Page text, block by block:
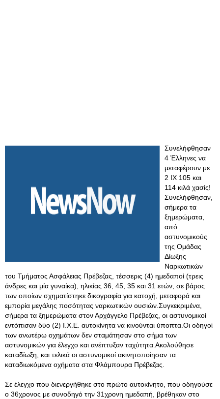
Συνελήφθησαν
4 Έλληνες να
μεταφέρουν με
2 ΙΧ 105 και
114 κιλά χασίς!
Συνελήφθησαν,
σήμερα τα
ξημερώματα,
από
αστυνομικούς
της Ομάδας
Δίωξης
Ναρκωτικών
του Τμήματος Ασφάλειας Πρέβεζας, τέσσερις (4) ημεδαποί (τρεις
άνδρες και μία γυναίκα), ηλικίας 36, 45, 35 και 31 ετών, σε βάρος
των οποίων σχηματίστηκε δικογραφία για κατοχή, μεταφορά και
εμπορία μεγάλης ποσότητας ναρκωτικών ουσιών.Συγκεκριμένα,
σήμερα τα ξημερώματα στον Αρχάγγελο Πρέβεζας, οι αστυνομικοί
εντόπισαν δύο (2) Ι.Χ.Ε. αυτοκίνητα να κινούνται ύποπτα.Οι οδηγοί
των ανωτέρω οχημάτων δεν σταμάτησαν στο σήμα των
αστυνομικών για έλεγχο και ανέπτυξαν ταχύτητα.Ακολούθησε
καταδίωξη, και τελικά οι αστυνομικοί ακινητοποίησαν τα
καταδιωκόμενα οχήματα στα Φλάμπουρα Πρέβεζας.
Σε έλεγχο που διενεργήθηκε στο πρώτο αυτοκίνητο, που οδηγούσε
ο 36χρονος με συνοδηγό την 31χρονη ημεδαπή, βρέθηκαν στο